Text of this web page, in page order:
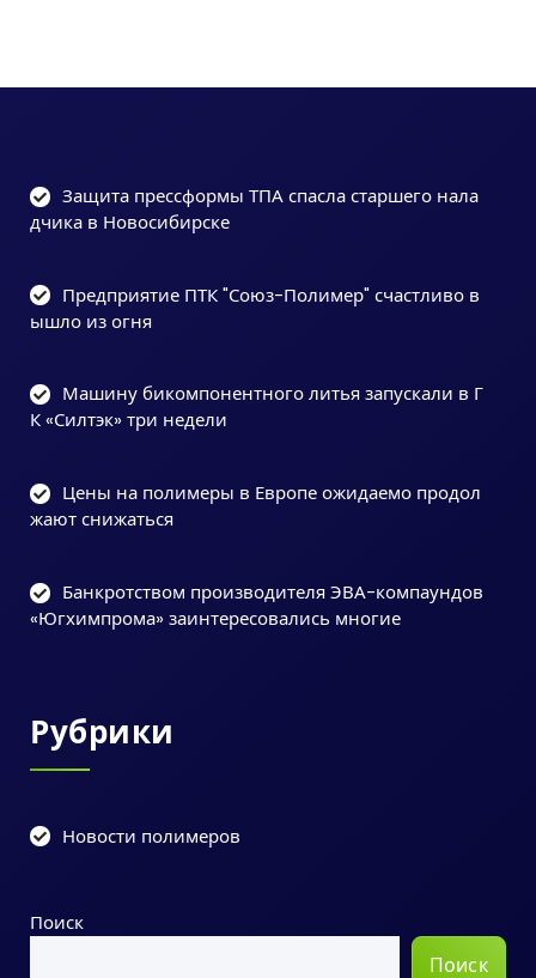
Защита прессформы ТПА спасла старшего нала
дчика в Новосибирске
Предприятие ПТК "Союз-Полимер" счастливо в
ышло из огня
Машину бикомпонентного литья запускали в Г
К «Силтэк» три недели
Цены на полимеры в Европе ожидаемо продол
жают снижаться
Банкротством производителя ЭВА-компаундов
«Югхимпрома» заинтересовались многие
Рубрики
Новости полимеров
Поиск
Поиск